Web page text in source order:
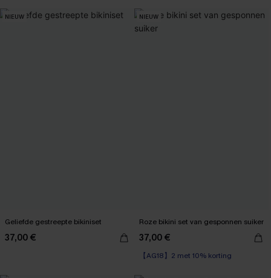
NIEUW
Geliefde gestreepte bikiniset
37,00 €
NIEUW
Roze bikini set van gesponnen suiker
37,00 €
【AG18】2 met 10% korting